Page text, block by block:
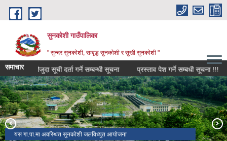
Skip to main content
सुनकोशी गाउँपालिका
" सुन्दर सुनकाेशी, सम्वृद्ध सुनकाेशी र सुखी सुनकाेशी "
समाचार
मौजुदा सूची दर्ता गर्ने सम्बन्धी सूचना प्रस्ताव पेश गर्ने सम्बधी सूचना !!!
यस गा.पा.मा अवस्थित सुनकाेशी जलविध्युत आयाेजना
पाङ्ग्रेटार, सुनकाेशी नदी तथा नहरकाे ड्राेन चित्र
Visit Nepal 2020